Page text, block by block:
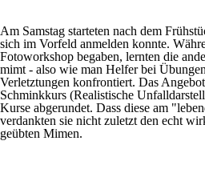
Am Samstag starteten nach dem
sich im Vorfeld anmelden konnte.
Fotoworkshop begaben, lernten die
mimt - also wie man Helfer bei
Verletztungen konfrontiert. Das
Schminkkurs (Realistische
Kurse abgerundet. Dass diese am
verdankten sie nicht zuletzt den echt
geübten Mimen.